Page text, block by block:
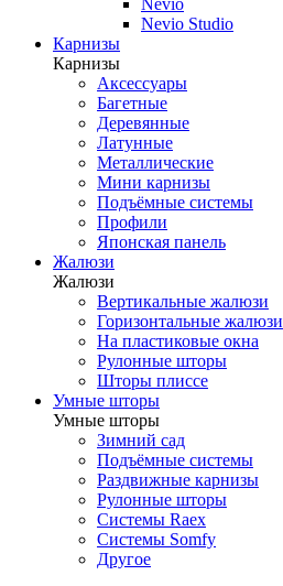
Nevio
Nevio Studio
Карнизы
Карнизы
Аксессуары
Багетные
Деревянные
Латунные
Металлические
Мини карнизы
Подъёмные системы
Профили
Японская панель
Жалюзи
Жалюзи
Вертикальные жалюзи
Горизонтальные жалюзи
На пластиковые окна
Рулонные шторы
Шторы плиссе
Умные шторы
Умные шторы
Зимний сад
Подъёмные системы
Раздвижные карнизы
Рулонные шторы
Системы Raex
Системы Somfy
Другое